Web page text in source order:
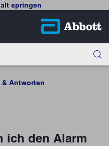
springen
& Antworten
ich den Alarm